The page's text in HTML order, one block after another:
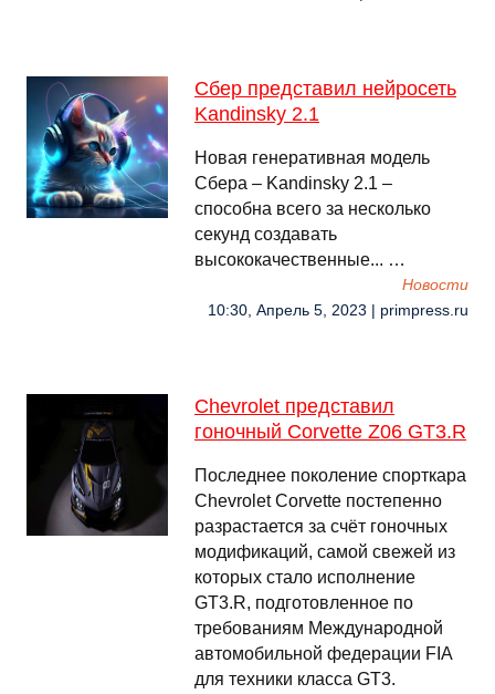
Сбер представил нейросеть
Kandinsky 2.1
Новая генеративная модель
Сбера – Kandinsky 2.1 –
способна всего за несколько
секунд создавать
высококачественные... …
Новости
10:30, Апрель 5, 2023 | primpress.ru
Chevrolet представил
гоночный Corvette Z06 GT3.R
Последнее поколение спорткара
Chevrolet Corvette постепенно
разрастается за счёт гоночных
модификаций, самой свежей из
которых стало исполнение
GT3.R, подготовленное по
требованиям Международной
автомобильной федерации FIA
для техники класса GT3.